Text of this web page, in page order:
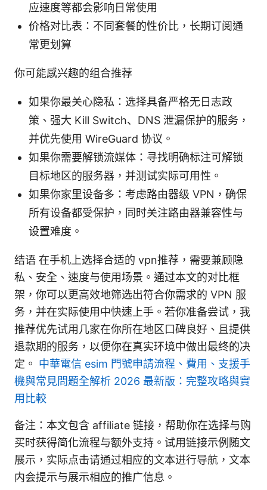
应速度等都会影响日常使用
价格对比表：不同套餐的性价比，长期订阅通
常更划算
你可能感兴趣的组合推荐
如果你最关心隐私：选择具备严格无日志政
策、强大 Kill Switch、DNS 泄漏保护的服务，
并优先使用 WireGuard 协议。
如果你需要解锁流媒体：寻找明确标注可解锁
目标地区的服务器，并测试实际可用性。
如果你家里设备多：考虑路由器级 VPN，确保
所有设备都受保护，同时关注路由器兼容性与
设置难度。
结语 在手机上选择合适的 vpn推荐，需要兼顾隐
私、安全、速度与使用场景。通过本文的对比框
架，你可以更高效地筛选出符合你需求的 VPN 服
务，并在实际使用中快速上手。若你准备尝试，我
推荐优先试用几家在你所在地区口碑良好、且提供
退款期的服务，以便你在真实环境中做出最终的决
定。 中華電信 esim 門號申請流程、費用、支援手
機與常見問題全解析 2026 最新版：完整攻略與實
用比較
备注：本文包含 affiliate 链接，帮助你在选择与购
买时获得简化流程与额外支持。试用链接示例随文
展示，实际点击请通过相应的文本进行导航，文本
内会提示与展示相应的推广信息。